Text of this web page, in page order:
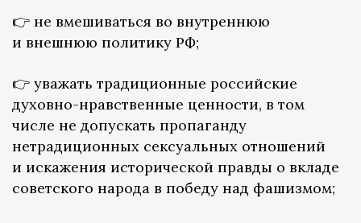
👉 не вмешиваться во внутреннюю
и внешнюю политику РФ;
👉 уважать традиционные российские
духовно-нравственные ценности, в том
числе не допускать пропаганду
нетрадиционных сексуальных отношений
и искажения исторической правды о вкладе
советского народа в победу над фашизмом;